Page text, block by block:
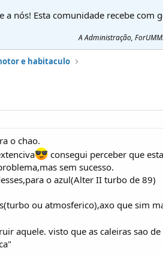
a nós! Esta comunidade recebe com
A Administração, ForUMM.
e habitaculo
o chao.
consegui perceber que
sem sucesso.
o azul(Alter II turbo de 89)
ou atmosferico),axo que sim
aquele. visto que as caleiras sao